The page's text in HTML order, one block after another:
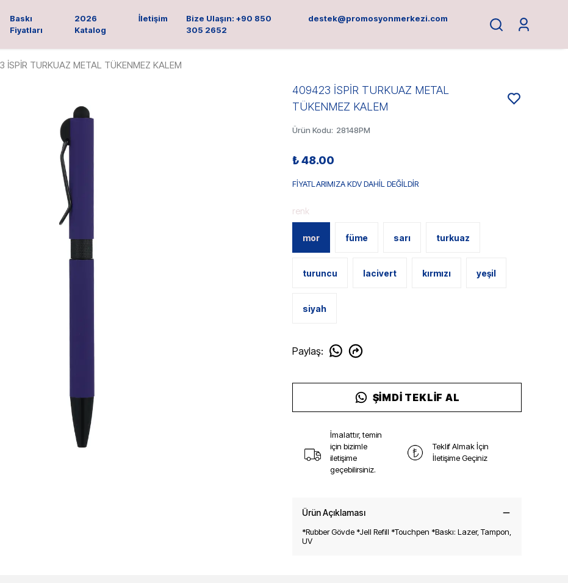
Baskı
Fiyatları
2026
Katalog
İletişim
Bize Ulaşın: +90 850
305 2652
destek@promosyonmerkezi.com
İSPİR TURKUAZ METAL TÜKENMEZ KALEM
409423 İSPİR TURKUAZ METAL
TÜKENMEZ KALEM
Ürün Kodu: 28148PM
₺ 48.00
FİYATLARIMIZA KDV DAHİL DEĞİLDİR
renk
mor füme sarı turkuaz
turuncu lacivert kırmızı yeşil
siyah
Paylaş:
ŞIMDI TEKLIF AL
İmalattır, temin
için bizimle
iletişime
geçebilirsiniz.
Teklif Almak İçin
İletişime Geçiniz
Ürün Açıklaması
*Rubber Gövde *Jell Refill *Touchpen *Baskı: Lazer, Tampon,
UV